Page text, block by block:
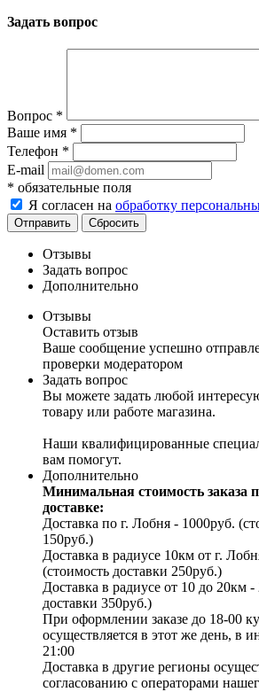
Задать вопрос
Вопрос *
Ваше имя *
Телефон *
E-mail
* обязательные поля
Я согласен на обработку
Отправить Сбросить
Отзывы
Задать вопрос
Дополнительно
Отзывы
Оставить отзыв
Ваше сообщение успешно
проверки модератором
Задать вопрос
Вы можете задать любой
товару или работе магазина.
Наши квалифицированные
вам помогут.
Дополнительно
Минимальная стоимость заказа
доставке:
Доставка по г. Лобня - 1000руб.
150руб.)
Доставка в радиусе 10км от г.
(стоимость доставки 250руб.)
Доставка в радиусе от 10 до 20км
доставки 350руб.)
При оформлении заказе до 18-00
осуществляется в этот же день, в
21:00
Доставка в другие регионы
согласованию с операторами